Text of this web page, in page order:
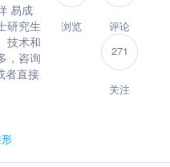
易成
研究生
技术和
，咨询
者直接
浏览
评论
271
关注